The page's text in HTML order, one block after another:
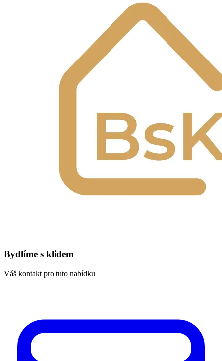
Bydlíme s klidem
Váš kontakt pro tuto nabídku